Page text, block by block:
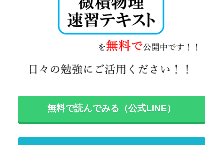
無料で読んでみる（公式LINE）